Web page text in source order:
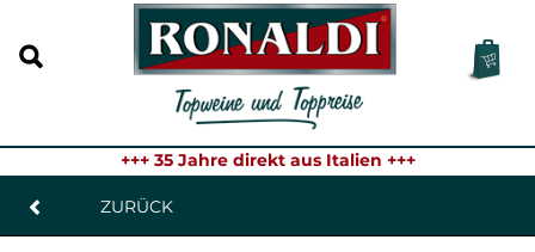
+++ 35 Jahre direkt aus Italien +++
ZURÜCK